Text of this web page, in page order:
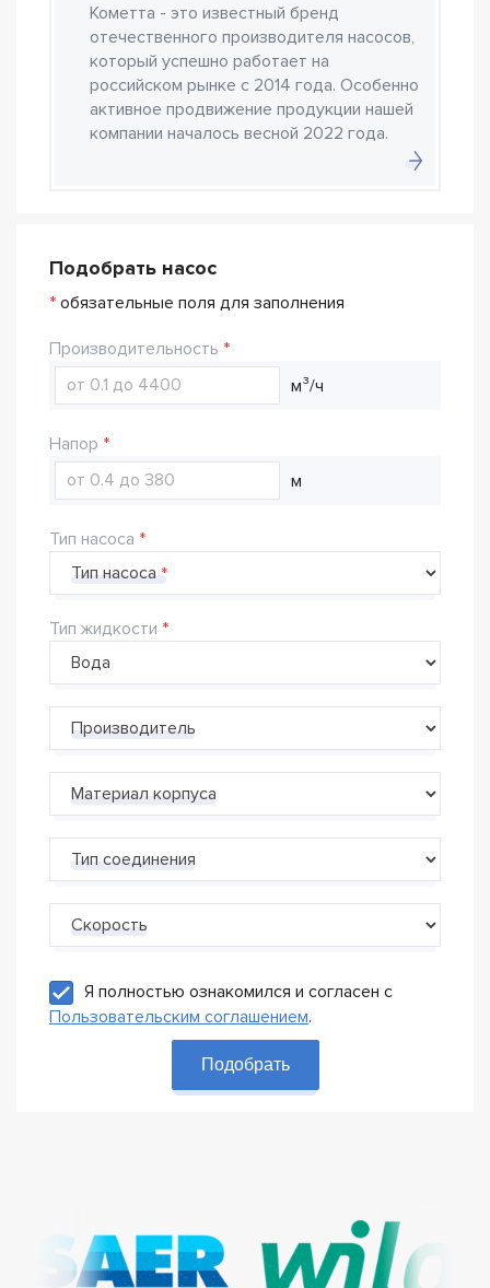
Кометта - это известный бренд
отечественного производителя насосов,
который успешно работает на
российском рынке с 2014 года. Особенно
активное продвижение продукции нашей
компании началось весной 2022 года.
Подобрать насос
* обязательные поля для заполнения
Производительность
м³/ч
Напор
м
Тип насоса
Тип насоса
Тип жидкости
Производитель
Материал корпуса
Тип соединения
Скорость
Я полностью ознакомился и согласен с
Пользовательским соглашением.
Подобрать